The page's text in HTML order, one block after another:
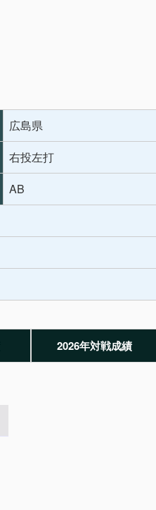
広島県
右投左打
AB
2026年対戦成績